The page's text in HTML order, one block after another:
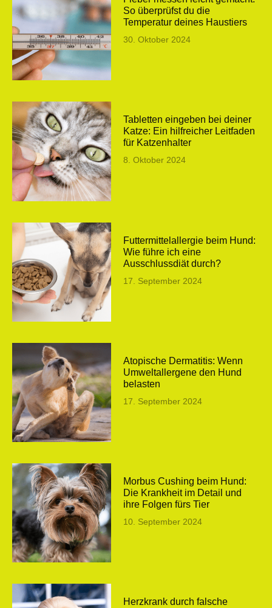
So überprüfst du die
Temperatur deines Haustiers
30. Oktober 2024
Tabletten eingeben bei deiner
Katze: Ein hilfreicher Leitfaden
für Katzenhalter
8. Oktober 2024
Futtermittelallergie beim Hund:
Wie führe ich eine
Ausschlussdiät durch?
17. September 2024
Atopische Dermatitis: Wenn
Umweltallergene den Hund
belasten
17. September 2024
Morbus Cushing beim Hund:
Die Krankheit im Detail und
ihre Folgen fürs Tier
10. September 2024
Herzkrank durch falsche